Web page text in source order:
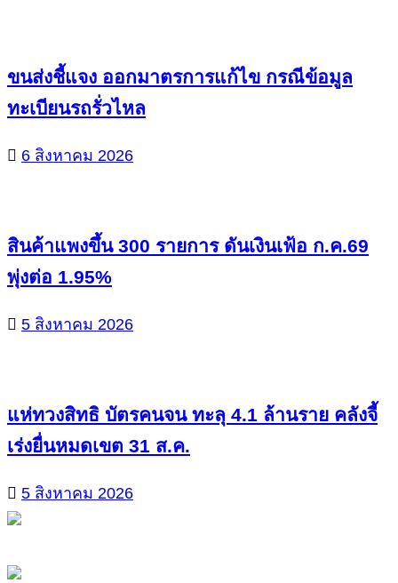
ขนส่งชี้แจง ออกมาตรการแก้ไข กรณีข้อมูล
ทะเบียนรถรั่วไหล
6 สิงหาคม 2026
สินค้าแพงขึ้น 300 รายการ ดันเงินเฟ้อ ก.ค.69
พุ่งต่อ 1.95%
5 สิงหาคม 2026
แห่ทวงสิทธิ บัตรคนจน ทะลุ 4.1 ล้านราย คลังจี้
เร่งยื่นหมดเขต 31 ส.ค.
5 สิงหาคม 2026